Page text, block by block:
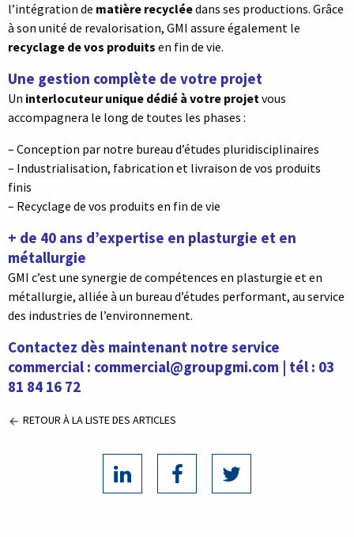
l’intégration de matière recycléedans ses productions. Grâce
à son unité de revalorisation, GMI assure également le
recyclage de vos produits en fin de vie.
Une gestion complète de votre projet
Un interlocuteur unique dédié à votre projetvous
accompagnera le long de toutes les phases :
– Conception par notre bureau d’études pluridisciplinaires
– Industrialisation, fabrication et livraison de vos produits
finis
– Recyclage de vos produits en fin de vie
+ de 40 ans d’expertise en plasturgie et en
métallurgie
GMI c’est une synergie de compétences en plasturgie et en
métallurgie, alliée à un bureau d’études performant, au service
des industries de l’environnement.
Contactez dès maintenant notre service
commercial : commercial@groupgmi.com | tél : 03
81 84 16 72
RETOUR À LA LISTE DES ARTICLES